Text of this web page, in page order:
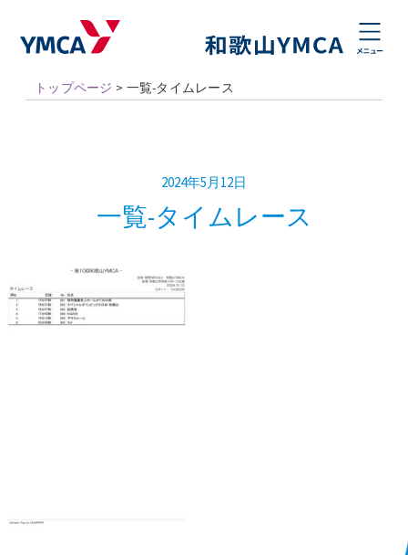
トップページ > 一覧-タイムレース
2024年5月12日
一覧-タイムレース